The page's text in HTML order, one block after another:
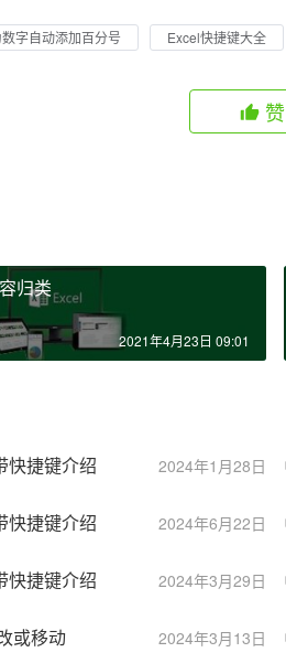
字自动添加百分号 Excel快捷键大全
赞
归类
2021年4月23日 09:01
2024年1月28日
捷键介绍
2024年6月22日
捷键介绍
2024年3月29日
捷键介绍
2024年3月13日
或移动